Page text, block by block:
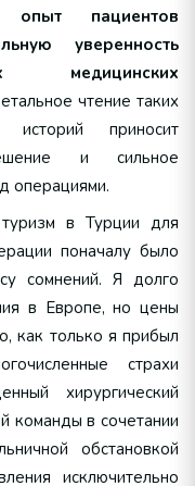
опыт пациентов
уверенность
медицинских
чтение таких
историй приносит
и сильное
операциями.
в Турции для
поначалу было
сомнений. Я долго
в Европе, но цены
как только я прибыл
страхи
хирургический
команды в сочетании
обстановкой
исключительно